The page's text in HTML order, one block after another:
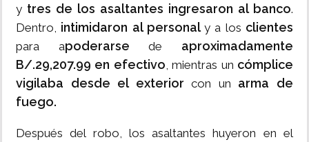
y tres de los asaltantes ingresaron al banco.
Dentro, intimidaron al personaly a los clientes
para apoderarse de aproximadamente
B/.29,207.99 en efectivo , mientras un cómplice
vigilaba desde el exterior con un arma de
fuego.
Después del robo, los asaltantes huyeron en el